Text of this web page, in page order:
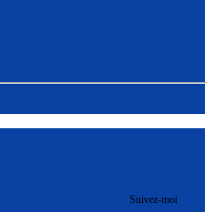
Suivez-moi